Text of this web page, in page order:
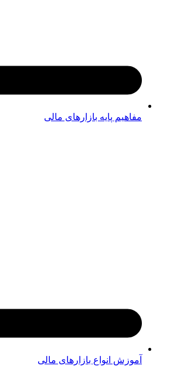
مفاهیم پایه بازارهای مالی
آموزش انواع بازارهای مالی